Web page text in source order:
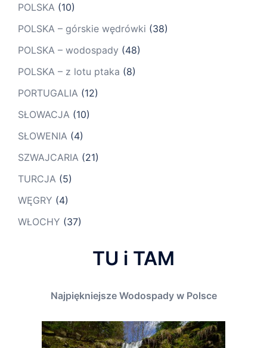
POLSKA (10)
POLSKA – górskie wędrówki (38)
POLSKA – wodospady (48)
POLSKA – z lotu ptaka (8)
PORTUGALIA (12)
SŁOWACJA (10)
SŁOWENIA (4)
SZWAJCARIA (21)
TURCJA (5)
WĘGRY (4)
WŁOCHY (37)
TU i TAM
Najpiękniejsze Wodospady w Polsce